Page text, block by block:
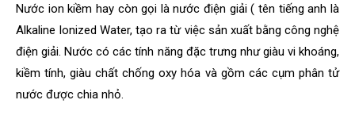
Nước ion kiềm hay còn gọi là nước điện giải ( tên tiếng anh là
Alkaline Ionized Water, tạo ra từ việc sản xuất bằng công nghệ
điện giải. Nước có các tính năng đặc trưng như giàu vi khoáng,
kiềm tính, giàu chất chống oxy hóa và gồm các cụm phân tử
nước được chia nhỏ.